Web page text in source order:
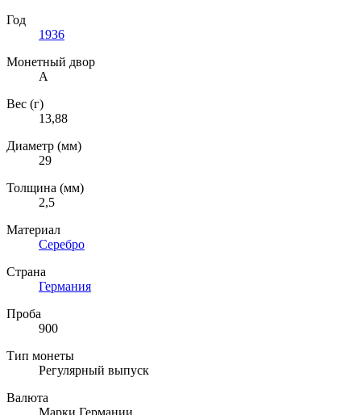
Год
1936
Монетный двор
A
Вес (г)
13,88
Диаметр (мм)
29
Толщина (мм)
2,5
Материал
Серебро
Страна
Германия
Проба
900
Тип монеты
Регулярный выпуск
Валюта
Марки Германии